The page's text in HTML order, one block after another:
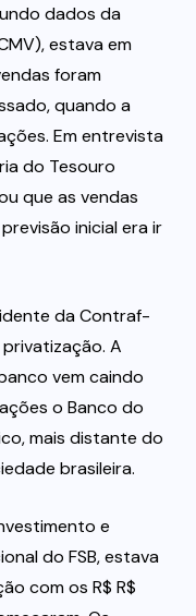
dados da
estava em
foram
quando a
Em entrevista
do Tesouro
que as vendas
inicial era ir
da Contraf-
A
vem caindo
o Banco do
mais distante do
brasileira.
e
do FSB, estava
com os R$ R$